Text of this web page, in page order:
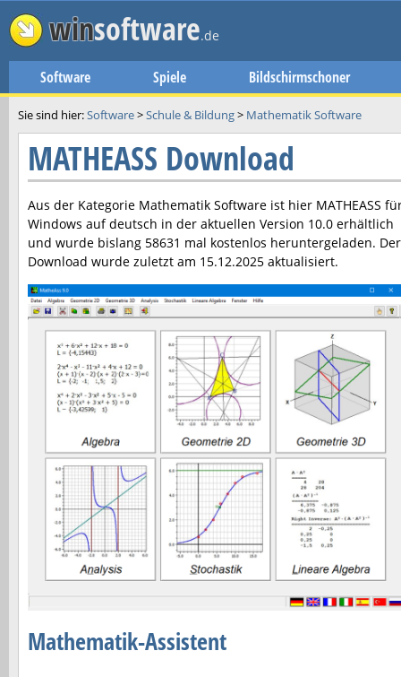
winsoftware.de
Software Spiele Bildschirmschoner
Sie sind hier:Software>Schule & Bildung> Mathematik Software
MATHEASS Download
Aus der Kategorie Mathematik Software ist hier MATHEASS
Windows auf deutsch in der aktuellen Version 10.0 erhältlich
und wurde bislang 58631 mal kostenlos heruntergeladen. Der
Download wurde zuletzt am 15.12.2025 aktualisiert.
Mathematik-Assistent